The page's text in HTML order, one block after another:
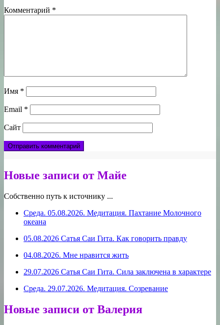
Комментарий *
Имя *
Email *
Сайт
Новые записи от Майе
Собственно путь к источнику ...
Среда. 05.08.2026. Медитация. Пахтание Молочного
океана
05.08.2026 Сатья Саи Гита. Как говорить правду
04.08.2026. Мне нравится жить
29.07.2026 Сатья Саи Гита. Сила заключена в характере
Среда. 29.07.2026. Медитация. Созревание
Новые записи от Валерия